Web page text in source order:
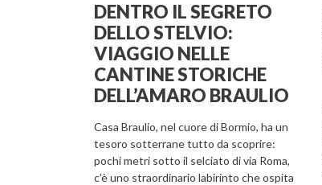
DENTRO IL SEGRETO
DELLO STELVIO:
VIAGGIO NELLE
CANTINE STORICHE
DELL’AMARO BRAULIO
Casa Braulio, nel cuore di Bormio, ha un
tesoro sotterrane tutto da scoprire:
pochi metri sotto il selciato di via Roma,
c’è uno straordinario labirinto che ospita